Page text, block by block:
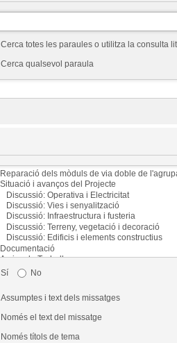
Cerca totes les paraules o utilitza la consulta
Cerca qualsevol paraula
Sí No
Assumptes i text dels missatges
Només el text del missatge
Només títols de tema